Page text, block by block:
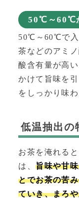
50℃～60℃
50℃～60℃で入
茶などのアミ
酸含有量が高
かけて旨味を
をしっかり味
低温抽出の
お茶を淹れる
は、旨味や甘
とでお茶の苦
ていき、まろ